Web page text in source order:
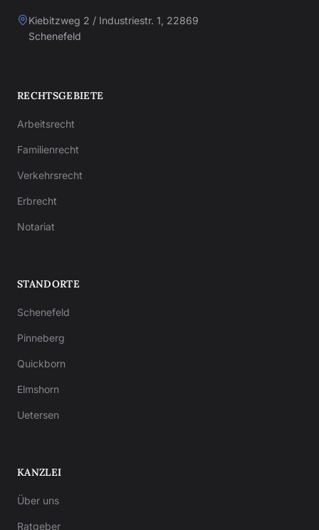
Kiebitzweg 2 / Industriestr. 1, 22869
Schenefeld
RECHTSGEBIETE
Arbeitsrecht
Familienrecht
Verkehrsrecht
Erbrecht
Notariat
STANDORTE
Schenefeld
Pinneberg
Quickborn
Elmshorn
Uetersen
KANZLEI
Über uns
Ratgeber